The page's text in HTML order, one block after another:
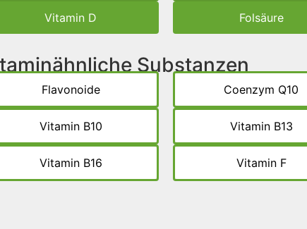
Vitamin D Folsäure
Substanzen
Flavonoide
Vitamin B10
Vitamin B16
Coenzym Q10
Vitamin B13
Vitamin F